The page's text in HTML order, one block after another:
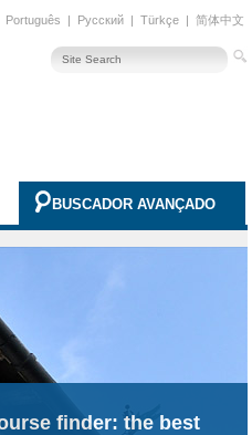
Português | Русский | Türkçe | 简体中文
BUSCADOR AVANÇADO
finder: the best